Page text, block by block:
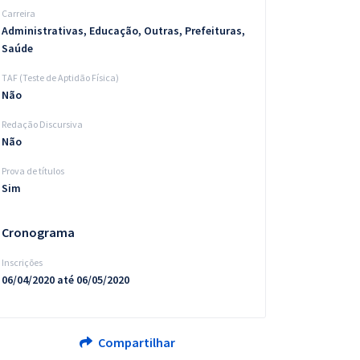
Carreira
Administrativas, Educação, Outras, Prefeituras,
Saúde
TAF (Teste de Aptidão Física)
Não
Redação Discursiva
Não
Prova de títulos
Sim
Cronograma
Inscrições
06/04/2020 até 06/05/2020
Compartilhar